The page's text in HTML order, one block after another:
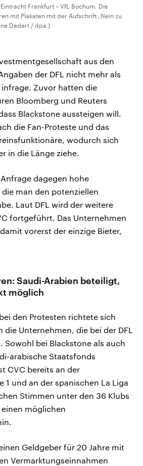
Frankfurt – VfL Bochum. Die
mit Plakaten mit der Aufschrift „Nein zu
Dedert / dpa )
aus den
der DFL nicht mehr als
Zuvor hatten die
Bloomberg und Reuters
Blackstone aussteigen will.
die Fan-Proteste und das
wodurch sich
in die Länge ziehe.
dagegen hohe
man den potenziellen
Laut DFL wird der weitere
fortgeführt. Das Unternehmen
vorerst der einzige Bieter,
Saudi-Arabien beteiligt,
möglich
den Protesten richtete sich
die Unternehmen, die bei der DFL
Sowohl bei Blackstone als auch
arabische Staatsfonds
CVC bereits an der
1 und an der spanischen La Liga
Stimmen unter den 36 Klubs
einen möglichen
Geldgeber für 20 Jahre mit
Vermarktungseinnahmen